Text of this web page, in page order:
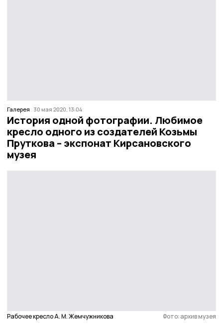
Галерея 30 мая 2020, 13:04
История одной фотографии. Любимое
кресло одного из создателей Козьмы
Пруткова – экспонат Кирсановского
музея
Рабочее кресло А. М. Жемчужникова Фото: архив музея